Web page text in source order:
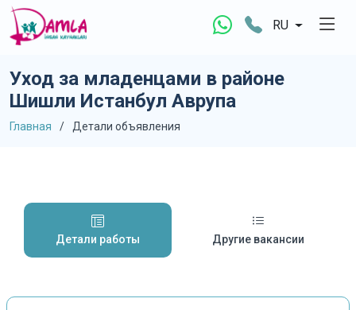
RU
Уход за младенцами в районе
Шишли Истанбул Аврупа
Главная Детали объявления
Детали работы Другие вакансии